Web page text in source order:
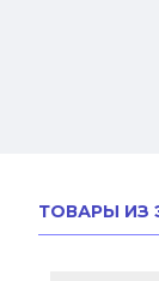
ТОВАРЫ ИЗ